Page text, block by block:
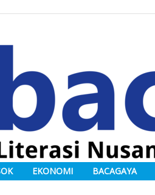
EKONOMI BACAGAYA